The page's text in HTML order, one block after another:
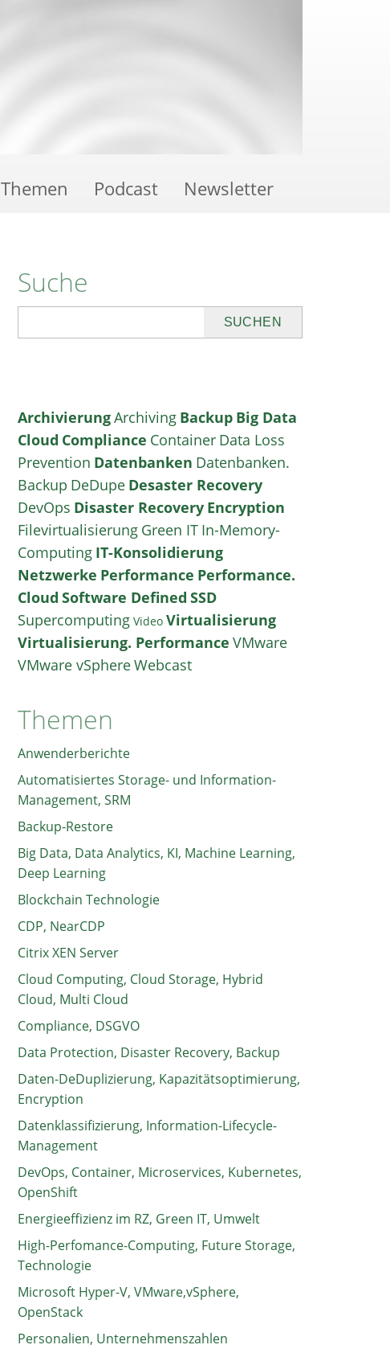
Themen Podcast Newsletter
Suche
ArchivierungArchiving Backup Big Data
Cloud Compliance Container Data Loss
Prevention Datenbanken Datenbanken.
Backup DeDupe Desaster Recovery
DevOps Disaster Recovery Encryption
Filevirtualisierung Green IT In-Memory-
Computing IT-Konsolidierung
Netzwerke Performance Performance.
Cloud Software Defined SSD
Supercomputing Video Virtualisierung
Virtualisierung. Performance VMware
VMware vSphereWebcast
Themen
Anwenderberichte
Automatisiertes Storage- und Information-
Management, SRM
Backup-Restore
Big Data, Data Analytics, KI, Machine Learning,
Deep Learning
Blockchain Technologie
CDP, NearCDP
Citrix XEN Server
Cloud Computing, Cloud Storage, Hybrid
Cloud, Multi Cloud
Compliance, DSGVO
Data Protection, Disaster Recovery, Backup
Daten-DeDuplizierung, Kapazitätsoptimierung,
Encryption
Datenklassifizierung, Information-Lifecycle-
Management
DevOps, Container, Microservices, Kubernetes,
OpenShift
Energieeffizienz im RZ, Green IT, Umwelt
High-Perfomance-Computing, Future Storage,
Technologie
Microsoft Hyper-V, VMware,vSphere,
OpenStack
Personalien, Unternehmenszahlen